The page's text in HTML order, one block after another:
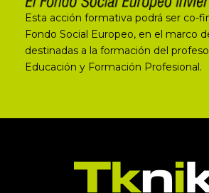
Esta acción formativa podrá ser co-
Fondo Social Europeo, en el marco
destinadas a la formación del
Educación y Formación Profesional.